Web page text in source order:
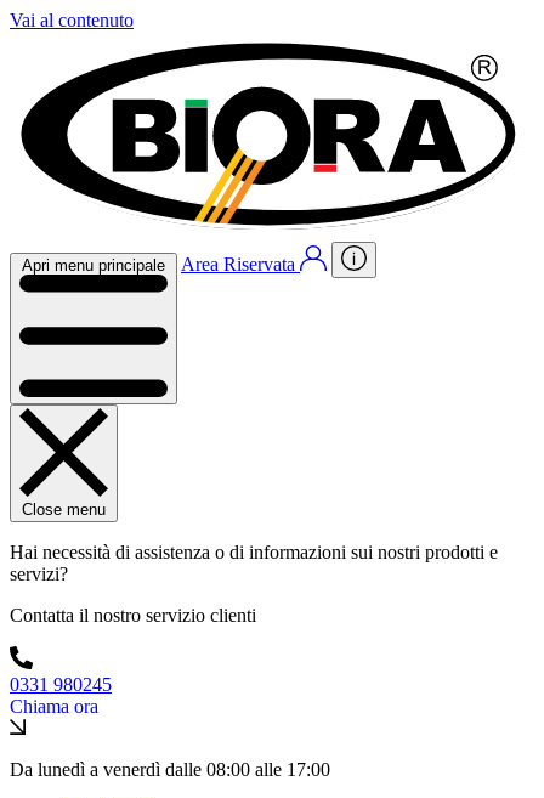
Vai al contenuto
Apri menu principale Area Riservata
Close menu
Hai necessità di assistenza o di informazioni sui nostri prodotti e
servizi?
Contatta il nostro servizio clienti
0331 980245
Chiama ora
Da lunedì a venerdì dalle 08:00 alle 17:00